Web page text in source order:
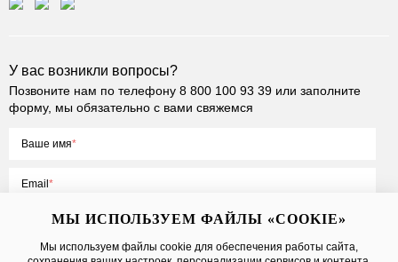
У вас возникли вопросы?
Позвоните нам по телефону 8 800 100 93 39 или заполните
форму, мы обязательно с вами свяжемся
Ваше имя
Email
МЫ ИСПОЛЬЗУЕМ ФАЙЛЫ «COOKIE»
Мы используем файлы cookie для обеспечения работы сайта,